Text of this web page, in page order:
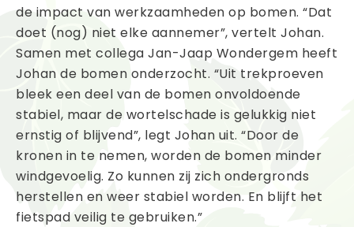
de impact van werkzaamheden op bomen. “Dat
doet (nog) niet elke aannemer”, vertelt Johan.
Samen met collega Jan-Jaap Wondergem heeft
Johan de bomen onderzocht. “Uit trekproeven
bleek een deel van de bomen onvoldoende
stabiel, maar de wortelschade is gelukkig niet
ernstig of blijvend”, legt Johan uit. “Door de
kronen in te nemen, worden de bomen minder
windgevoelig. Zo kunnen zij zich ondergronds
herstellen en weer stabiel worden. En blijft het
fietspad veilig te gebruiken.”